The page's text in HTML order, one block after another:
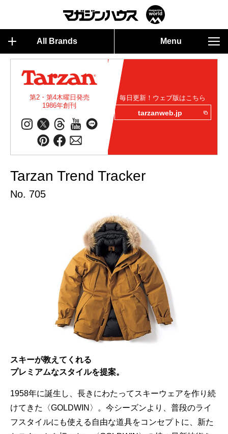
All Brands Menu
第2・第4木曜日発売
1986年創刊
毎日更新！ウェブ版はこちら
tarzanweb.jp
Tarzan Trend Tracker
No. 705
スキーが教えてくれる
プレミアムなスタイルを提案。
1958年に誕生し、長きにわたってスキーウェアを作り続
けてきた〈GOLDWIN〉。今シーズンより、普段のライ
フスタイルにも使える自由な道具をコンセプトに、新た